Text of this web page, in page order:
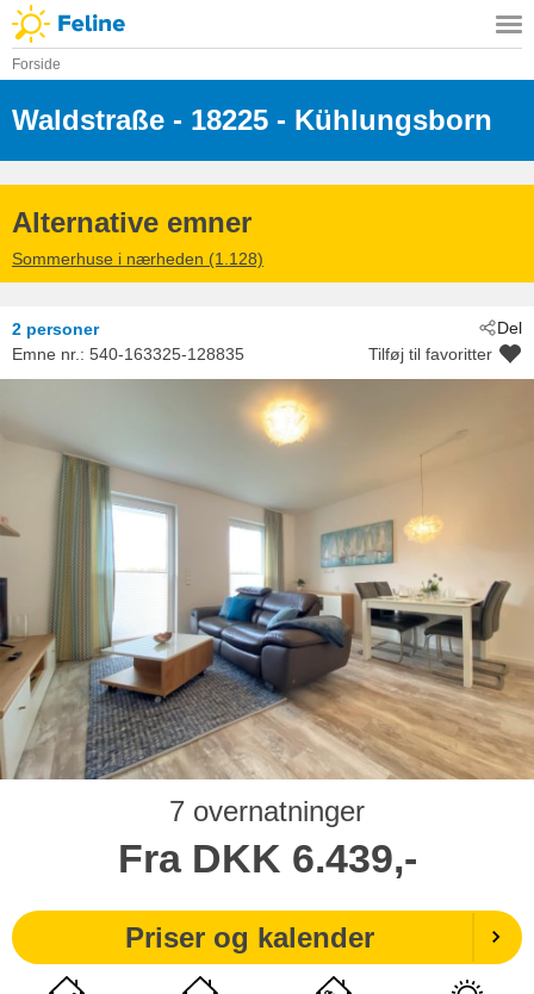
Forside
Waldstraße - 18225 - Kühlungsborn
Alternative emner
Sommerhuse i nærheden (1.128)
Del
2 personer
Emne nr.: 540-163325-128835 Tilføj til favoritter
7 overnatninger
Fra DKK 6.439,-
Priser og kalender